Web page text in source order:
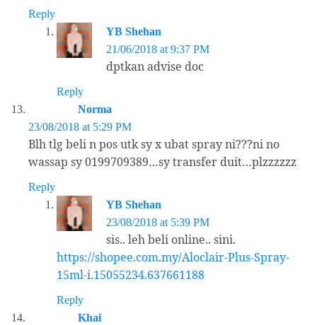
Reply
YB Shehan
21/06/2018 at 9:37 PM
dptkan advise doc
Reply
Norma
23/08/2018 at 5:29 PM
Blh tlg beli n pos utk sy x ubat spray ni???ni no
wassap sy 0199709389…sy transfer duit…plzzzzzz
Reply
YB Shehan
23/08/2018 at 5:39 PM
sis.. leh beli online.. sini.
https://shopee.com.my/Aloclair-Plus-Spray-
15ml-i.15055234.637661188
Reply
Khai